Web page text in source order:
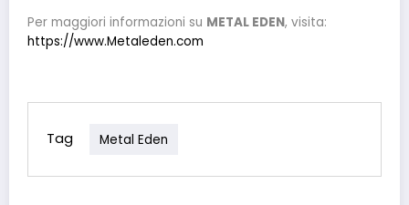
Per maggiori informazioni su METAL EDEN, visita:
https://www.Metaleden.com
Tag Metal Eden